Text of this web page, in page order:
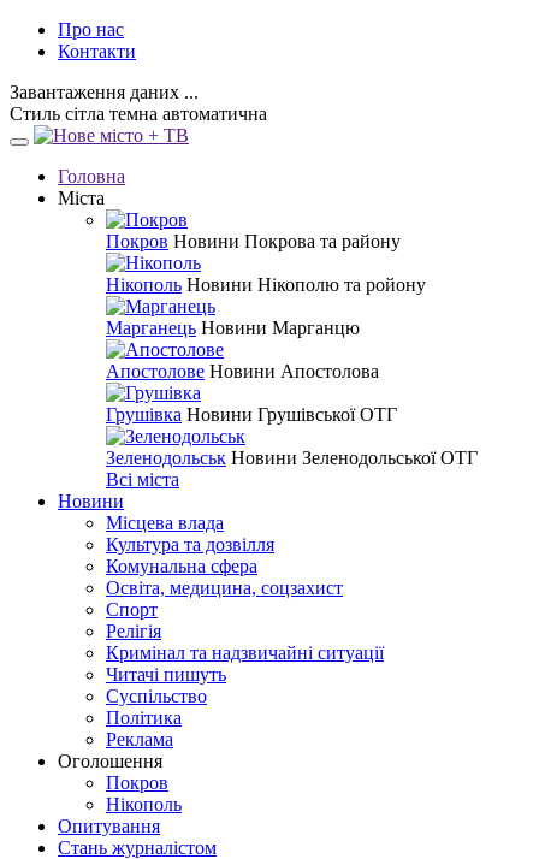
Про нас
Контакти
Завантаження даних ...
Стиль сітла темна автоматична
Головна
Міста
Покров Новини Покрова та району
Нікополь Новини Нікополю та ройону
Марганець Новини Марганцю
Апостолове Новини Апостолова
Грушівка Новини Грушівської ОТГ
Зеленодольськ Новини Зеленодольської ОТГ
Всі міста
Новини
Місцева влада
Культура та дозвілля
Комунальна сфера
Освіта, медицина, соцзахист
Спорт
Релігія
Кримінал та надзвичайні ситуації
Читачі пишуть
Суспільство
Політика
Реклама
Оголошення
Покров
Нікополь
Опитування
Стань журналістом